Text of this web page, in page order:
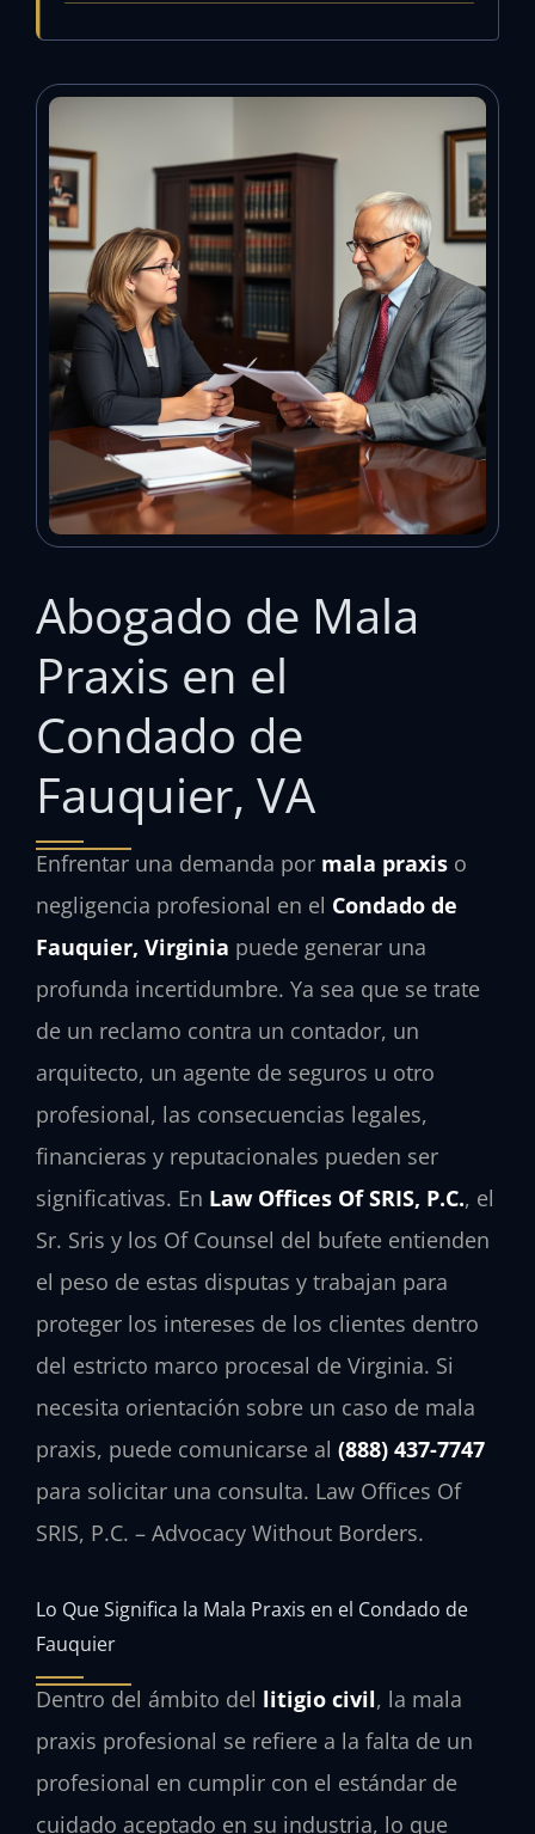
Abogado de Mala
Praxis en el
Condado de
Fauquier, VA
Enfrentar una demanda por mala praxis o
negligencia profesional en el Condado de
Fauquier, Virginia puede generar una
profunda incertidumbre. Ya sea que se trate
de un reclamo contra un contador, un
arquitecto, un agente de seguros u otro
profesional, las consecuencias legales,
financieras y reputacionales pueden ser
significativas. En Law Offices Of SRIS, P.C., el
Sr. Sris y los Of Counsel del bufete entienden
el peso de estas disputas y trabajan para
proteger los intereses de los clientes dentro
del estricto marco procesal de Virginia. Si
necesita orientación sobre un caso de mala
praxis, puede comunicarse al (888) 437-7747
para solicitar una consulta. Law Offices Of
SRIS, P.C. – Advocacy Without Borders.
Lo Que Significa la Mala Praxis en el Condado de
Fauquier
Dentro del ámbito del litigio civil, la mala
praxis profesional se refiere a la falta de un
profesional en cumplir con el estándar de
cuidado aceptado en su industria, lo que